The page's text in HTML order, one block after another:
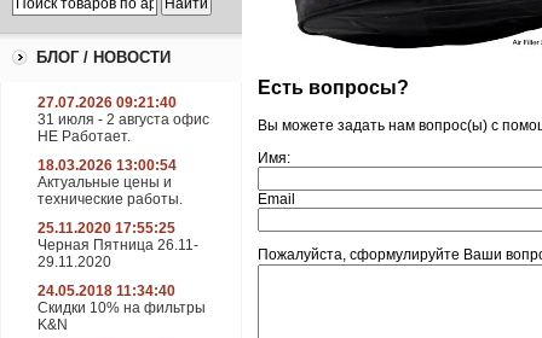
БЛОГ / НОВОСТИ
27.07.2026 09:21:40
31 июля - 2 августа офис
НЕ Работает.
18.03.2026 13:00:54
Актуальные цены и
технические работы.
25.11.2020 17:55:25
Черная Пятница 26.11-
29.11.2020
24.05.2018 11:34:40
Скидки 10% на фильтры
K&N
Есть вопросы?
Вы можете задать нам вопрос(ы) с
Имя:
Email
Пожалуйста, сформулируйте Ваши